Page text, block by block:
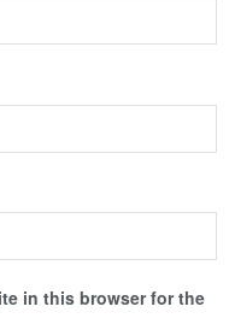
in this browser for the